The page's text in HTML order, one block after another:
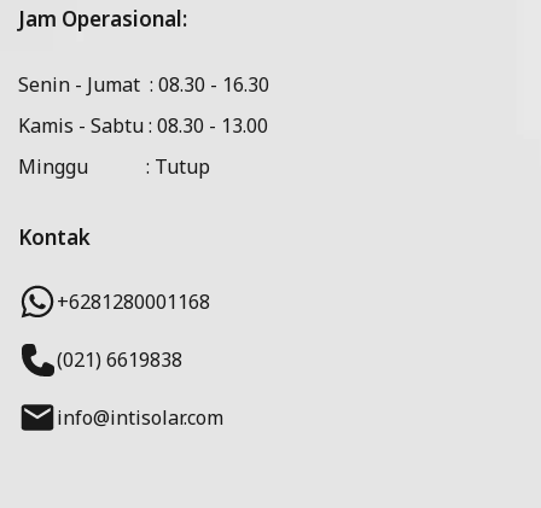
Jam Operasional:
Senin - Jumat : 08.30 - 16.30
Kamis - Sabtu : 08.30 - 13.00
Minggu : Tutup
Kontak
+6281280001168
(021) 6619838
info@intisolar.com